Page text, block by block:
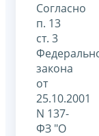
Согласно
п. 13
ст. 3
закона
от
25.10.2001
N 137-
ФЗ "О